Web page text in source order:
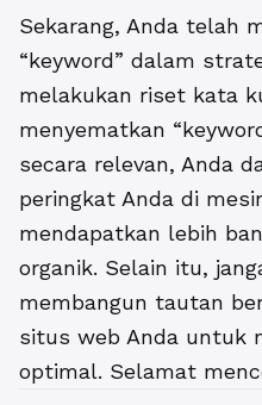
Sekarang, Anda telah
“keyword” dalam
melakukan riset kata
menyematkan
secara relevan, Anda
peringkat Anda di
mendapatkan lebih
organik. Selain itu,
membangun tautan
situs web Anda untuk
optimal. Selamat